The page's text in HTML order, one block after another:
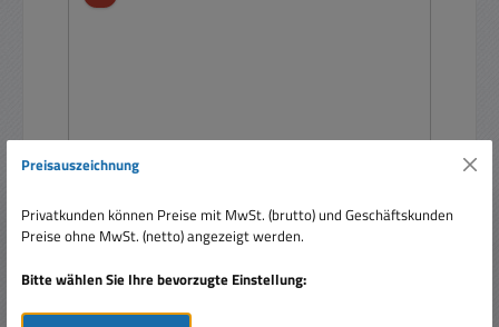
Doppel CD Player XCP2800 Rackeinbau
Preisauszeichnung
Privatkunden können Preise mit MwSt. (brutto) und Geschäftskunden
Preise ohne MwSt. (netto) angezeigt werden.
Bitte wählen Sie Ihre bevorzugte Einstellung: